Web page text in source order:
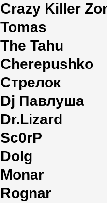
Crazy Killer
Tomas
The Tahu
Cherepushko
Стрелок
Dj Павлуша
Dr.Lizard
Sc0rP
Dolg
Monar
Rognar